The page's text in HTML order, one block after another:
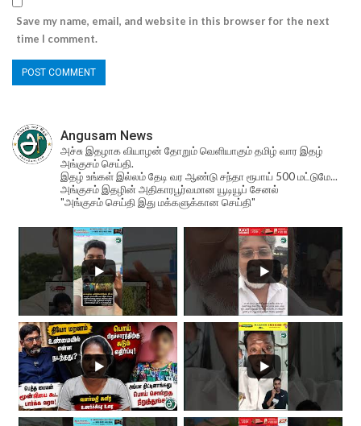
Save my name, email, and website in this browser for the next
time I comment.
Angusam News
அச்சு இதழாக வியாழன் தோறும் வெளியாகும் தமிழ் வார இதழ்
அங்குசம் செய்தி.
இதழ் உங்கள் இல்லம் தேடி வர ஆண்டு சந்தா ரூபாய் 500 மட்டுமே...
அங்குசம் இதழின் அதிகாரபூர்வமான யூடியூப் சேனல்
"அங்குசம் செய்தி இது மக்களுக்கான செய்தி"